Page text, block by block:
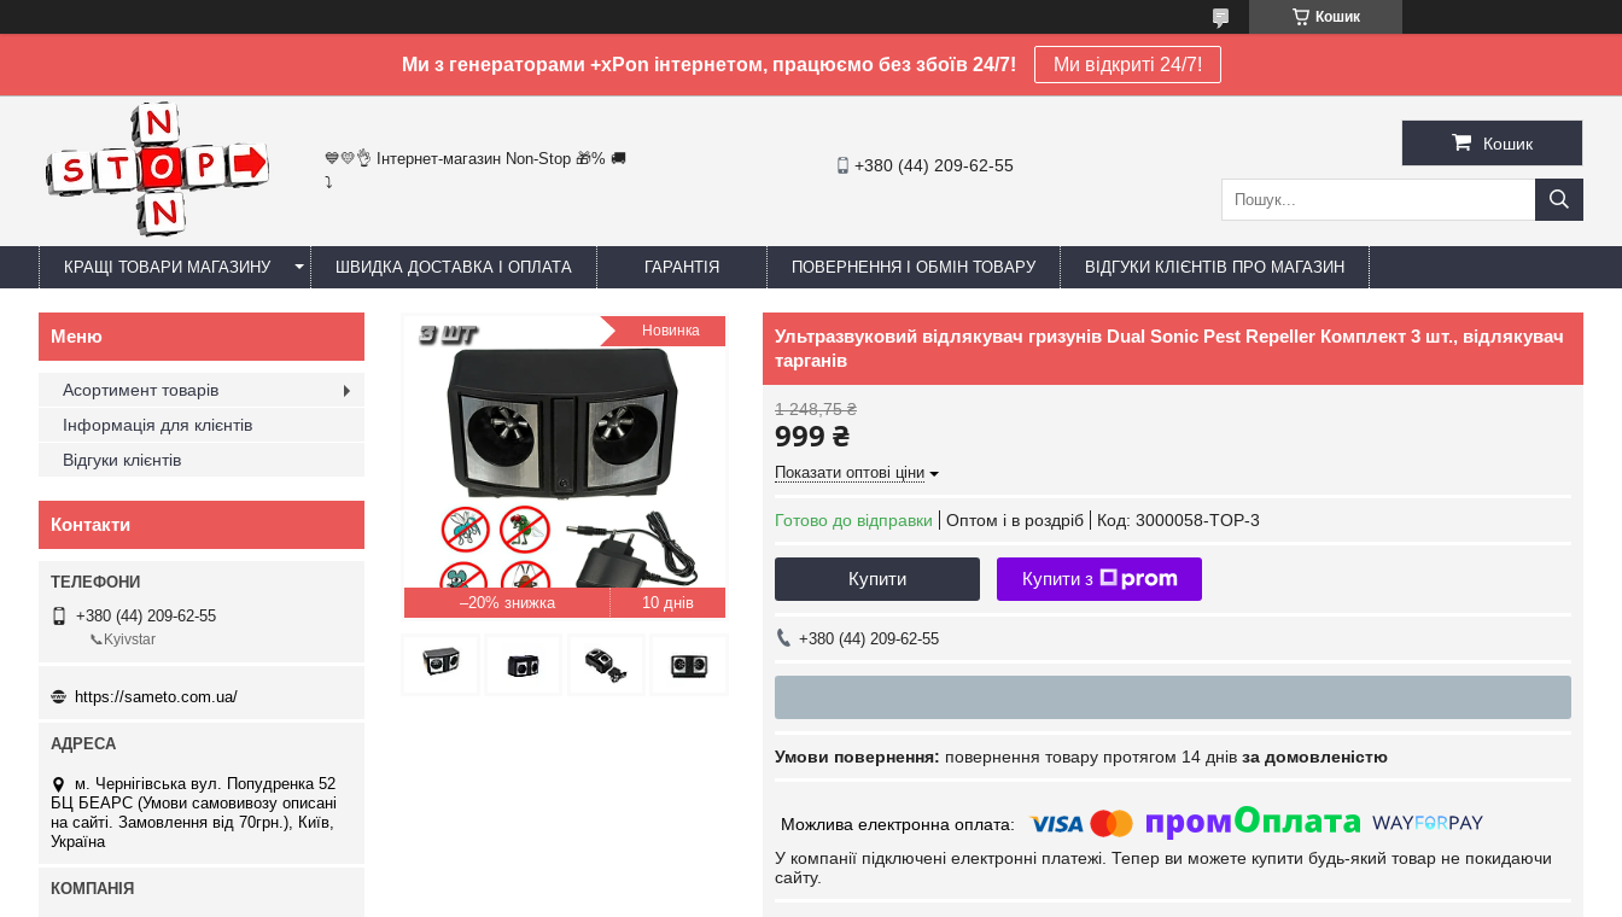
Кошик
Ми з генераторами +xPon інтернетом, працюємо без збоїв 24/7! Ми відкриті 24/7!
💙💛👌 Інтернет-магазин Non-Stop 🎁% 🚚
⤵
+380 (44) 209-62-55
Кошик
КРАЩІ ТОВАРИ МАГАЗИНУ ШВИДКА ДОСТАВКА І ОПЛАТА ГАРАНТІЯ ПОВЕРНЕННЯ І ОБМІН ТОВАРУ ВІДГУКИ КЛІЄНТІВ ПРО МАГАЗИН
–20% 10 днів
Новинка
Ультразвуковий відлякувач гризунів Dual Sonic Pest Repeller Комплект 3 шт., відлякувач
тарганів
1 248,75 ₴
999 ₴
Показати оптові ціни
Готово до відправки Оптом і в роздріб Код: 3000058-TOP-3
Купити Купити з
+380 (44) 209-62-55
повернення товару протягом 14 днів за домовленістю
У компанії підключені електронні платежі. Тепер ви можете купити будь-який товар не покидаючи
сайту.
Асортимент товарів
Інформація для клієнтів
Відгуки клієнтів
Контакти
+380 (44) 209-62-55
📞Kyivstar
https://sameto.com.ua/
м. Чернігівська вул. Попудренка 52
БЦ БЕАРС (Умови самовивозу описані
на сайті. Замовлення від 70грн.), Київ,
Україна